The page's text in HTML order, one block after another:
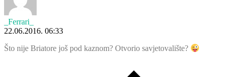
_Ferrari_
22.06.2016. 06:33
Što nije Briatore još pod kaznom? Otvorio savjetovalište?